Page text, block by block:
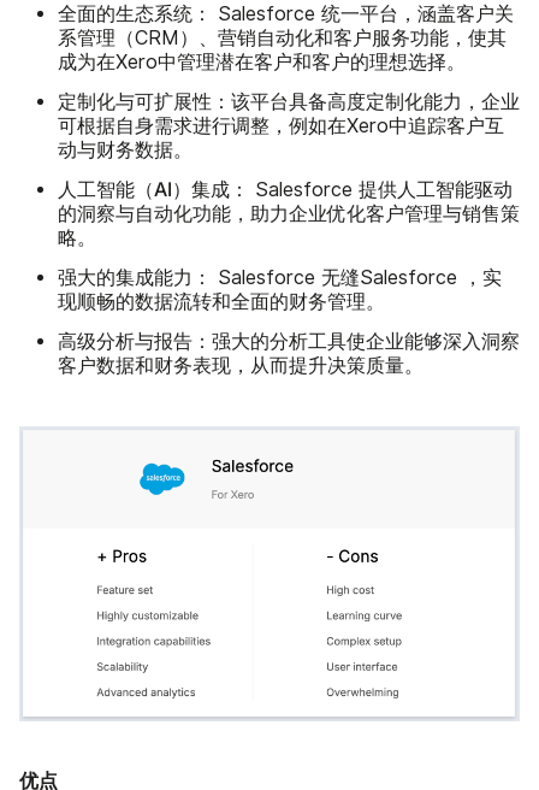
全面的生态系统：
Salesforce 统一平台，涵盖客户关
系管理（CRM）、营销自动化和客户服务功能，使其
成为在Xero中管理潜在客户和客户的理想选择。
定制化与可扩展性： 该平台具备高度定制化能力，企业
可根据自身需求进行调整，例如在Xero中追踪客户互
动与财务数据。
人工智能（AI）集成：
Salesforce 提供人工智能驱动
的洞察与自动化功能，助力企业优化客户管理与销售策
略。
强大的集成能力：
Salesforce 无缝Salesforce ，实
现顺畅的数据流转和全面的财务管理。
高级分析与报告： 强大的分析工具使企业能够深入洞察
客户数据和财务表现，从而提升决策质量。
优点